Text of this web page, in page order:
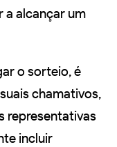
a alcançar um
o sorteio, é
chamativos,
representativas
incluir